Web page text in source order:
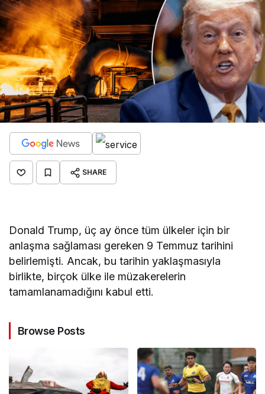
SHARE
Donald Trump, üç ay önce tüm ülkeler için bir
anlaşma sağlaması gereken 9 Temmuz tarihini
belirlemişti. Ancak, bu tarihin yaklaşmasıyla
birlikte, birçok ülke ile müzakerelerin
tamamlanamadığını kabul etti.
Browse Posts